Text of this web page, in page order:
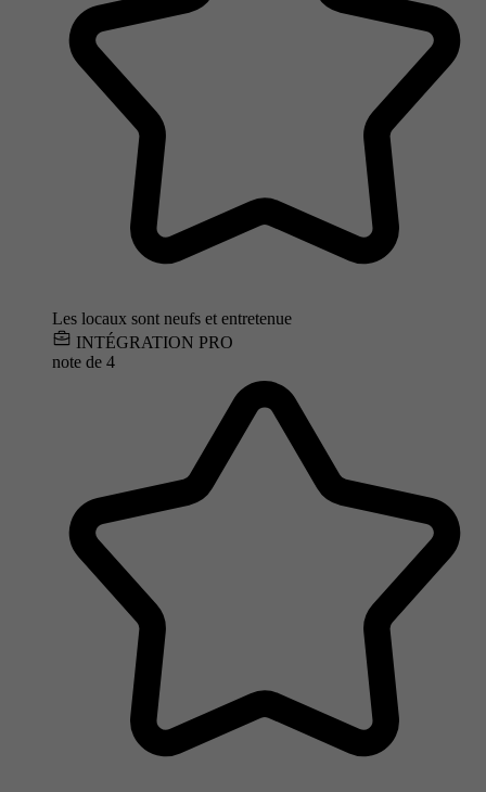
Les locaux sont neufs et entretenue
INTÉGRATION PRO
note de 4